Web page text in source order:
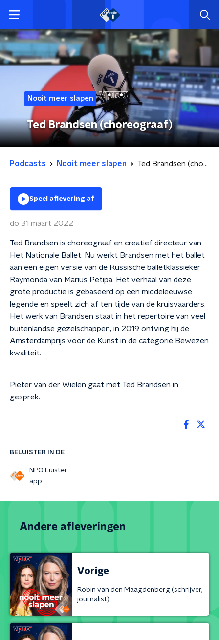
Nooit meer slapen
Ted Brandsen (choreograaf)
Podcasts Nooit meer slapen Ted Brandsen (choreograaf)
BELUISTER IN DE
NPO Luister
app
Speel aflevering af
do 31 maart 2022
Ted Brandsen is choreograaf en creatief directeur van
Het Nationale Ballet. Nu werkt Brandsen met het ballet
aan een eigen versie van de Russische balletklassieker
Raymonda van Marius Petipa. Het verhaal van deze
grote productie is gebaseerd op een middeleeuwse
legende en speelt zich af ten tijde van de kruisvaarders.
Het werk van Brandsen staat in het repertoire van veel
buitenlandse gezelschappen, in 2019 ontving hij de
Amsterdamprijs voor de Kunst in de categorie Bewezen
kwaliteit.
Pieter van der Wielen gaat met Ted Brandsen in
gesprek.
Andere afleveringen
Vorige
Robin van den Maagdenberg (schrijver,
journalist)